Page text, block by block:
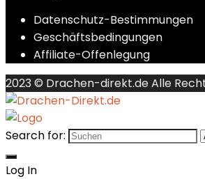
Datenschutz-Bestimmungen
Geschäftsbedingungen
Affiliate-Offenlegung
2023 © Drachen-direkt.de Alle
Search for:
Log In